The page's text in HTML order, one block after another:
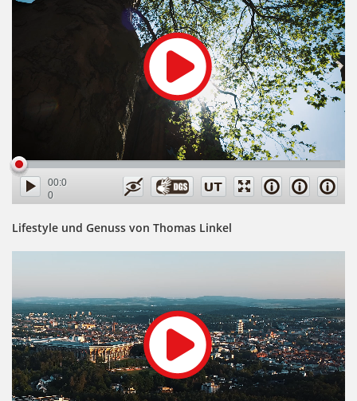
00:0
0
5
Lifestyle und Genuss von Thomas Linkel